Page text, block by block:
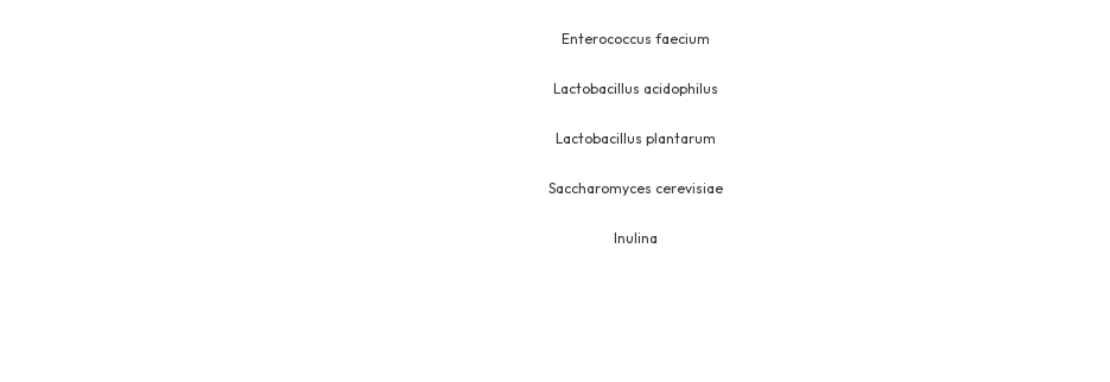
Enterococcus faecium
Lactobacillus acidophilus
Lactobacillus plantarum
Saccharomyces cerevisiae
Inulina